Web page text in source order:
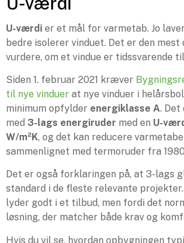
U-værdi er et mål for varmetab. Jo
bedre isolerer vinduet. Det er den
vurdere, om et vindue er tidssvarende
Siden 1. februar 2021 kræver
til nye vinduer at nye vinduer i
minimum opfylder energiklasse A. Det
med 3-lags energiruder med en U-
W/m²K, og det kan reducere
sammenlignet med termoruder fra
Det er også forklaringen på, at 3-lags
standard i de fleste relevante
lyder godt i et tilbud, men fordi det
løsning, der matcher både krav og
Hvis du vil se, hvordan opbygningen